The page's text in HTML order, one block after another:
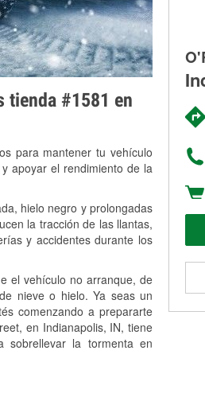
tienda #1581 en
para mantener tu vehículo
apoyar el rendimiento de la
hielo negro y prolongadas
la tracción de las llantas,
y accidentes durante los
el vehículo no arranque, de
nieve o hielo. Ya seas un
comenzando a prepararte
en Indianapolis, IN, tiene
sobrellevar la tormenta en